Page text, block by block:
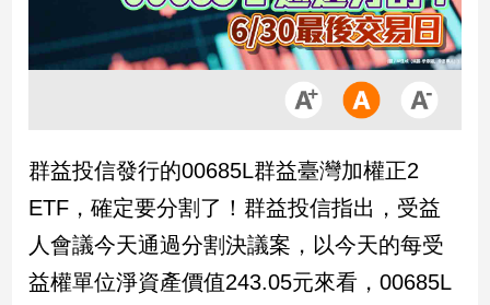
品
政
治
政
治
焦
群益投信發行的00685L群益臺灣加權正2
ETF，確定要分割了！群益投信指出，受益
人會議今天通過分割決議案，以今天的每受
益權單位淨資產價值243.05元來看，00685L